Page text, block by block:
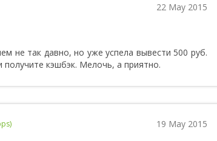
22 May 2015
не так давно, но уже успела вывести 500 руб.
получите кэшбэк. Мелочь, а приятно.
19 May 2015